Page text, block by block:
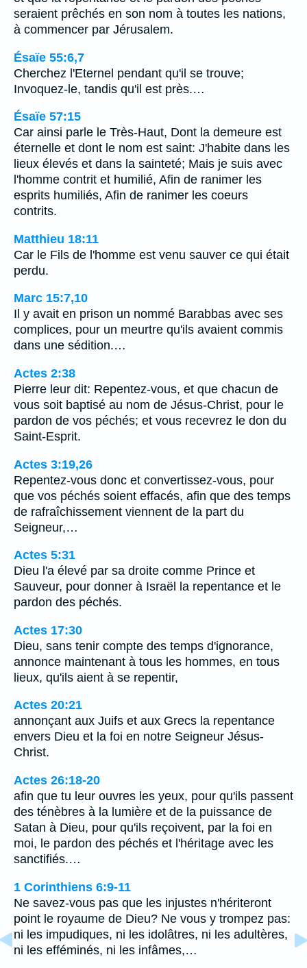
seraient prêchés en son nom à toutes les nations,
à commencer par Jérusalem.
Ésaïe 55:6,7
Cherchez l'Eternel pendant qu'il se trouve;
Invoquez-le, tandis qu'il est près.…
Ésaïe 57:15
Car ainsi parle le Très-Haut, Dont la demeure est
éternelle et dont le nom est saint: J'habite dans les
lieux élevés et dans la sainteté; Mais je suis avec
l'homme contrit et humilié, Afin de ranimer les
esprits humiliés, Afin de ranimer les coeurs
contrits.
Matthieu 18:11
Car le Fils de l'homme est venu sauver ce qui était
perdu.
Marc 15:7,10
Il y avait en prison un nommé Barabbas avec ses
complices, pour un meurtre qu'ils avaient commis
dans une sédition.…
Actes 2:38
Pierre leur dit: Repentez-vous, et que chacun de
vous soit baptisé au nom de Jésus-Christ, pour le
pardon de vos péchés; et vous recevrez le don du
Saint-Esprit.
Actes 3:19,26
Repentez-vous donc et convertissez-vous, pour
que vos péchés soient effacés, afin que des temps
de rafraîchissement viennent de la part du
Seigneur,…
Actes 5:31
Dieu l'a élevé par sa droite comme Prince et
Sauveur, pour donner à Israël la repentance et le
pardon des péchés.
Actes 17:30
Dieu, sans tenir compte des temps d'ignorance,
annonce maintenant à tous les hommes, en tous
lieux, qu'ils aient à se repentir,
Actes 20:21
annonçant aux Juifs et aux Grecs la repentance
envers Dieu et la foi en notre Seigneur Jésus-
Christ.
Actes 26:18-20
afin que tu leur ouvres les yeux, pour qu'ils passent
des ténèbres à la lumière et de la puissance de
Satan à Dieu, pour qu'ils reçoivent, par la foi en
moi, le pardon des péchés et l'héritage avec les
sanctifiés.…
1 Corinthiens 6:9-11
Ne savez-vous pas que les injustes n'hériteront
point le royaume de Dieu? Ne vous y trompez pas:
ni les impudiques, ni les idolâtres, ni les adultères,
ni les efféminés, ni les infâmes,…